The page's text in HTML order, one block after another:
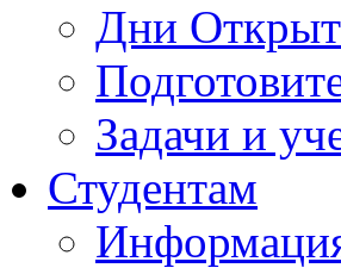
Дни
Задачи и
Студентам